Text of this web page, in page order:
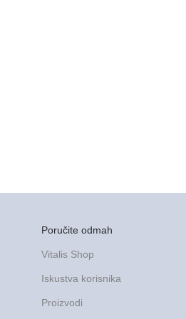
Poručite odmah
Vitalis Shop
Iskustva korisnika
Proizvodi